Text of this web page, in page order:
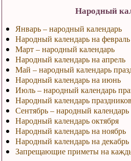
Народный
Январь – народный календарь
Народный календарь на февраль
Март – народный календарь
Народный календарь на апрель
Май – народный календарь
Народный календарь на июнь
Июль – народный календарь
Народный календарь
Сентябрь – народный календарь
Народный календарь октября
Народный календарь на ноябрь
Народный календарь на декабрь
Запрещающие приметы на